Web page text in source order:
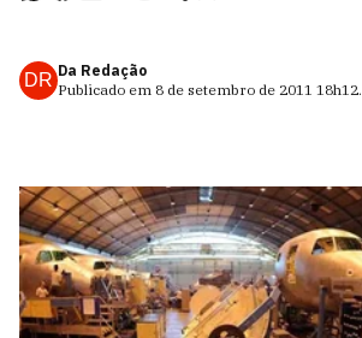
DR Da Redação
Publicado em 8 de setembro de 2011 18h12.